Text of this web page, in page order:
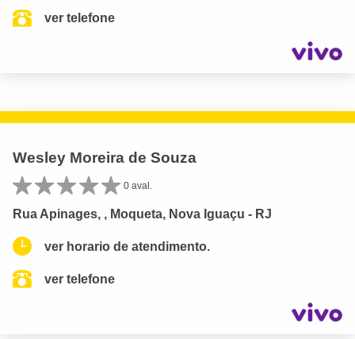
ver telefone
Wesley Moreira de Souza
0 aval.
Rua Apinages, , Moqueta, Nova Iguaçu - RJ
ver horario de atendimento.
ver telefone